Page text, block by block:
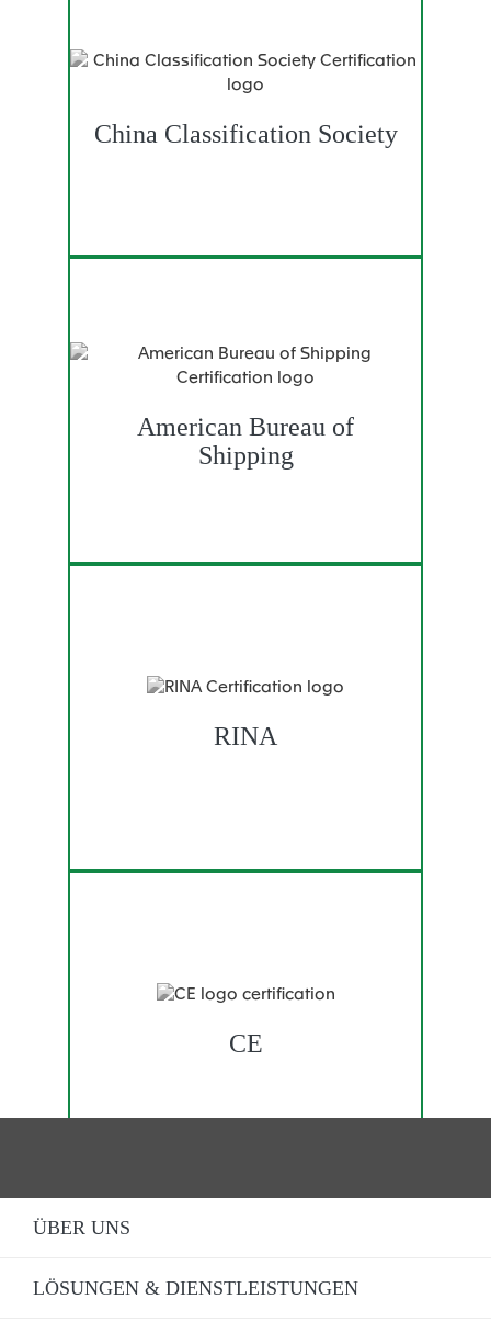
China Classification Society
American Bureau of
Shipping
RINA
CE
ÜBER UNS
LÖSUNGEN & DIENSTLEISTUNGEN